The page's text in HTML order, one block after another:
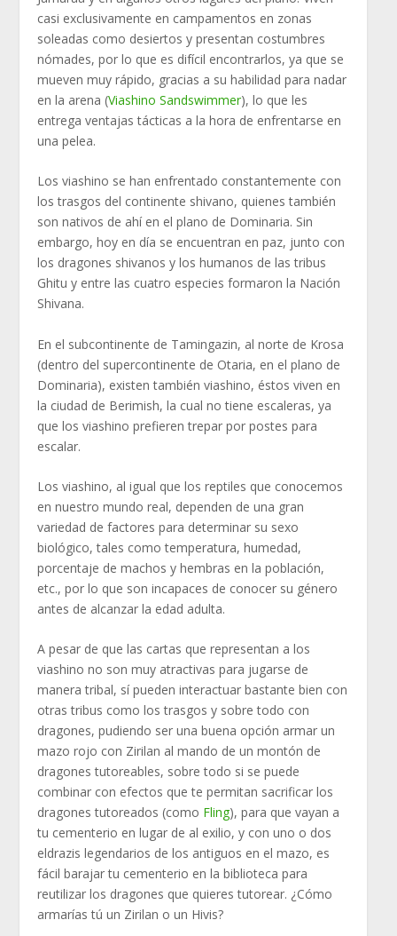
casi exclusivamente en campamentos en zonas
soleadas como desiertos y presentan costumbres
nómades, por lo que es difícil encontrarlos, ya que se
mueven muy rápido, gracias a su habilidad para nadar
en la arena (Viashino Sandswimmer), lo que les
entrega ventajas tácticas a la hora de enfrentarse en
una pelea.
Los viashino se han enfrentado constantemente con
los trasgos del continente shivano, quienes también
son nativos de ahí en el plano de Dominaria. Sin
embargo, hoy en día se encuentran en paz, junto con
los dragones shivanos y los humanos de las tribus
Ghitu y entre las cuatro especies formaron la Nación
Shivana.
En el subcontinente de Tamingazin, al norte de Krosa
(dentro del supercontinente de Otaria, en el plano de
Dominaria), existen también viashino, éstos viven en
la ciudad de Berimish, la cual no tiene escaleras, ya
que los viashino prefieren trepar por postes para
escalar.
Los viashino, al igual que los reptiles que conocemos
en nuestro mundo real, dependen de una gran
variedad de factores para determinar su sexo
biológico, tales como temperatura, humedad,
porcentaje de machos y hembras en la población,
etc., por lo que son incapaces de conocer su género
antes de alcanzar la edad adulta.
A pesar de que las cartas que representan a los
viashino no son muy atractivas para jugarse de
manera tribal, sí pueden interactuar bastante bien con
otras tribus como los trasgos y sobre todo con
dragones, pudiendo ser una buena opción armar un
mazo rojo con Zirilan al mando de un montón de
dragones tutoreables, sobre todo si se puede
combinar con efectos que te permitan sacrificar los
dragones tutoreados (como Fling), para que vayan a
tu cementerio en lugar de al exilio, y con uno o dos
eldrazis legendarios de los antiguos en el mazo, es
fácil barajar tu cementerio en la biblioteca para
reutilizar los dragones que quieres tutorear. ¿Cómo
armarías tú un Zirilan o un Hivis?